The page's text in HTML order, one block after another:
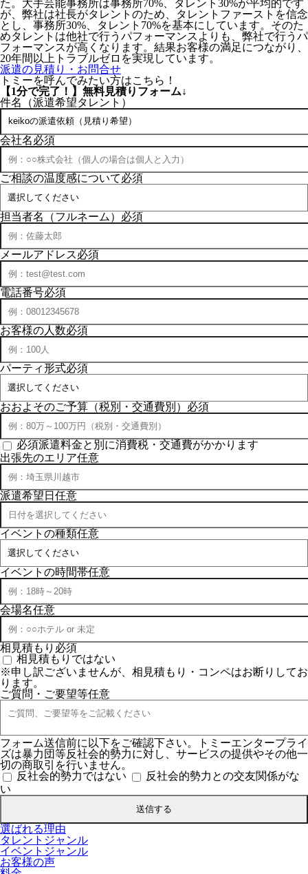
た。 大手芸能事務所は事務所70%、タレント30%が平均的です
が、 弊社は社長がタレント のため、タレントファーストを信念
とし、 事務所30%、タレント70%を基本にしています。そのた
めタレントは他社で行うパフォーマンスよりも、弊社で行うパ
フォーマンスが高くなります。結果お客様の満足につながり、
20年間以上トラブルゼロを実現しています。
派遣の見積り・お問合せ
トミーを呼んでみたい方はこちら！
【1分で完了！】 無料見積りフォーム↓
件名（派遣希望タレント）
会社名必須
ご相談の温度感について必須
担当者名（フルネーム） 必須
メールアドレス必須
電話番号必須
お客様の人数必須
パーティ形式必須
おおよそのご予算（税別・交通費別） 必須
必須派遣料金と別に消費税・交通費がかかります
出張先のエリア任意
派遣希望日 任意
イベントの種類任意
イベントの時間帯任意
会場名任意
相見積もり 必須
相見積もりではない
※申し訳ございませんが、相見積もり・コンペはお断りしてお
ります。
ご質問・ご要望等任意
フォーム送信前に以下をご確認下さい。トミーエンタープライ
ズは暴力団等反社会的勢力に対し、サービスの提供やその他一
切の商取引を行いません。
反社会的勢力ではない
反社会的勢力との交友関係がな
い
選ばれる理由
タレントジャンル
イベントジャンル
お客様の声